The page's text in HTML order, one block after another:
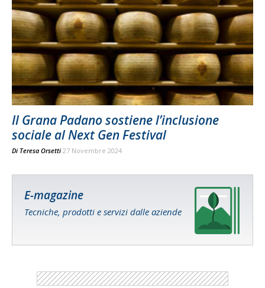
Il Grana Padano sostiene l’inclusione
sociale al Next Gen Festival
Di Teresa Orsetti 27 Novembre 2024
E-magazine
Tecniche, prodotti e servizi dalle aziende